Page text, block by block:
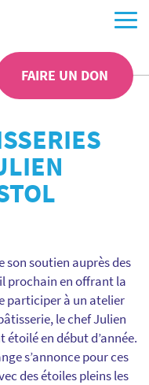
FAIRE UN DON
son soutien auprès des
prochain en offrant la
participer à un atelier
le chef Julien
en début d’année.
s’annonce pour ces
des étoiles pleins les